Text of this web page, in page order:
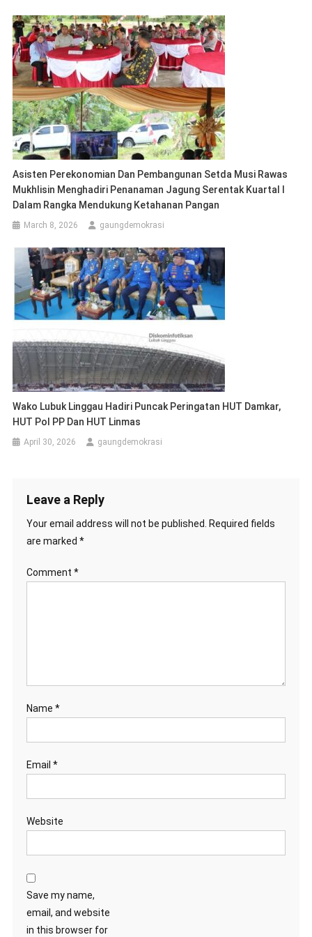
Asisten Perekonomian Dan Pembangunan Setda Musi Rawas
Mukhlisin Menghadiri Penanaman Jagung Serentak Kuartal I
Dalam Rangka Mendukung Ketahanan Pangan
March 8, 2026 gaungdemokrasi
Wako Lubuk Linggau Hadiri Puncak Peringatan HUT Damkar,
HUT Pol PP Dan HUT Linmas
April 30, 2026 gaungdemokrasi
Leave a Reply
Your email address will not be published. Required fields
are marked *
Comment *
Name *
Email *
Website
Save my name,
email, and website
in this browser for